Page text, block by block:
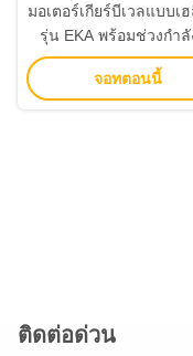
มอเตอร์เกียร์บีเวลแบบเ
รุ่น EKA พร้อมช่วงกำลั
0.18KW-200KW และอัต
5-33000 พร้อมเพลาแบ
จอทตอนนี้
ติดต่อด่วน